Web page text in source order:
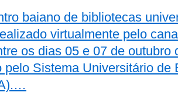
baiano de bibliotecas
virtualmente pelo
os dias 05 e 07 de outubro
pelo Sistema Universitário de